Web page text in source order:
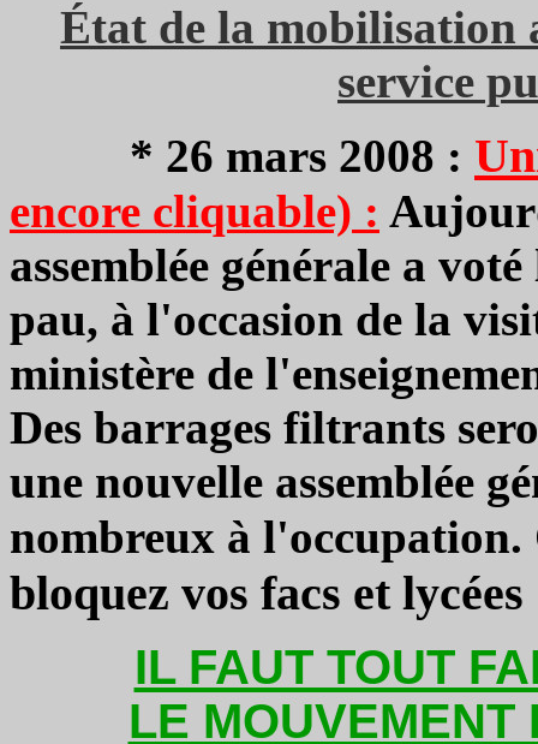
État de la mobilisation
service
* 26 mars 2008 :
encore cliquable) :
assemblée générale a
pau, à l'occasion de la
ministère de
Des barrages filtrants
une nouvelle assemblée
nombreux à l'occupation.
bloquez vos facs et lycées
IL FAUT TOUT
LE MOUVEMENT